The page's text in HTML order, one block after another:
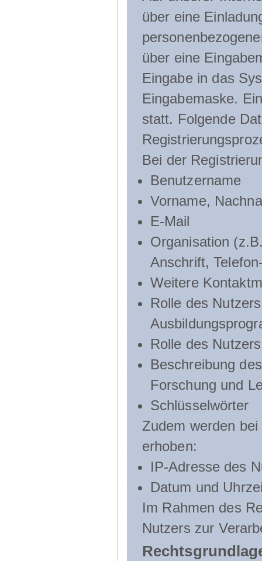
über eine
über eine
Eingabe in das
Eingabemaske.
statt. Folgende
Bei der
Benutzername
Vorname,
E-Mail
Organisation
Anschrift,
Weitere
Rolle des
Rolle des
Beschreibung
Forschung und
Schlüsselwörter
Zudem werden
erhoben:
IP-Adresse des
Datum und
Im Rahmen des
Nutzers zur